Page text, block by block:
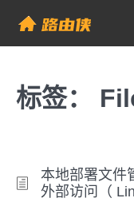
content
帮助中心
标签：
本地部署文件
外部访问（